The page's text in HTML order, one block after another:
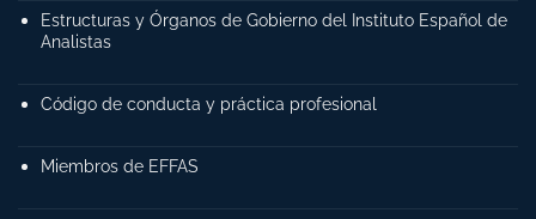
Estructuras y Órganos de Gobierno del Instituto Español de
Analistas
Código de conducta y práctica profesional
Miembros de EFFAS